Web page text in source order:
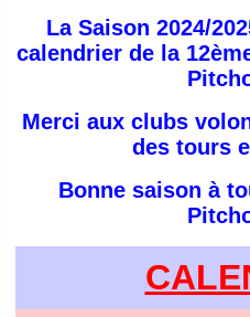
La Saison 2024/
calendrier de la
Merci aux clubs
des tours
Bonne saison à